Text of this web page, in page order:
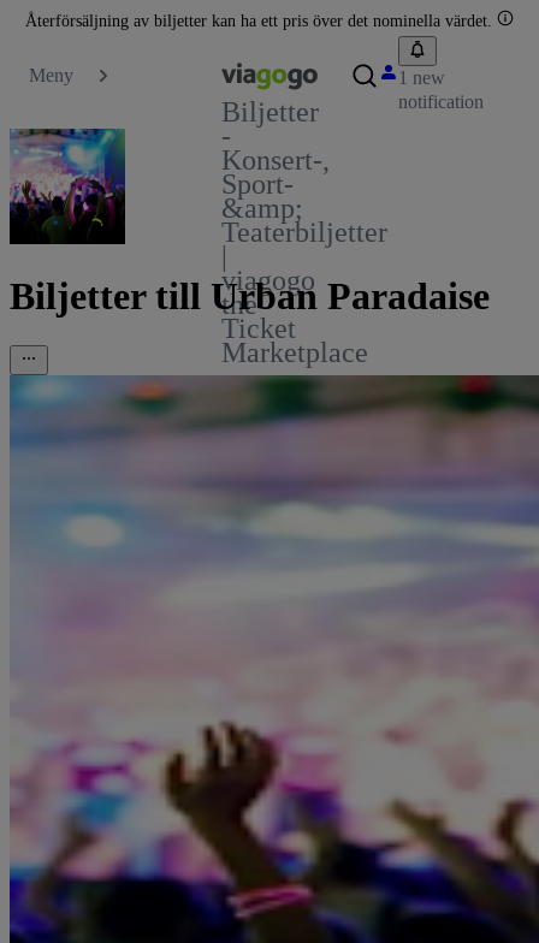
Återförsäljning av biljetter kan ha ett pris över det nominella värdet.
Meny
Biljetter
-
Konsert-,
Sport-
&amp;
Teaterbiljetter
|
viagogo
the
Ticket
Marketplace
1 new
notification
Biljetter till Urban Paradaise